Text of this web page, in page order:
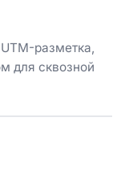
разметка,
для сквозной